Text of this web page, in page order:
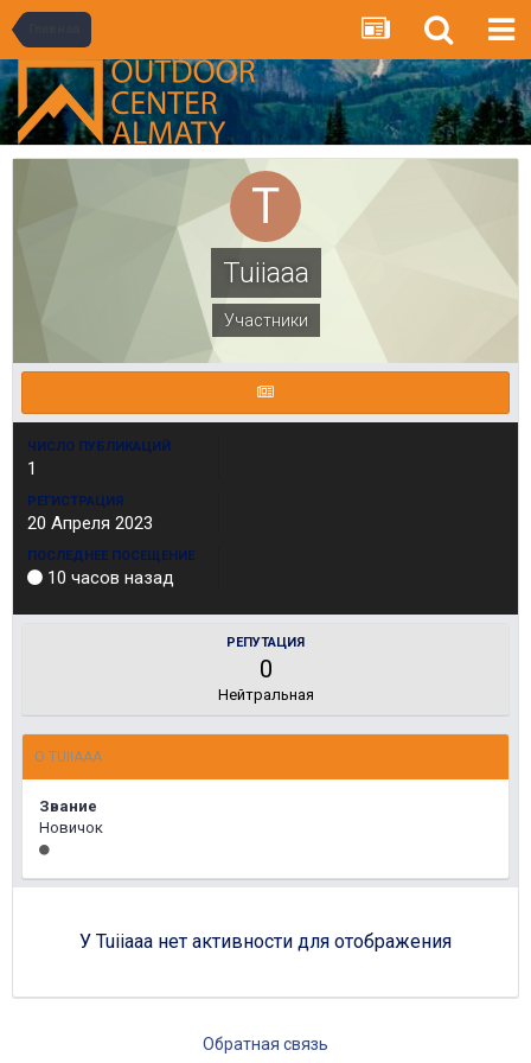
Tuiiaaa
Участники
ЧИСЛО ПУБЛИКАЦИЙ
1
РЕГИСТРАЦИЯ
20 Апреля 2023
ПОСЛЕДНЕЕ ПОСЕЩЕНИЕ
10 часов назад
РЕПУТАЦИЯ
0
Нейтральная
О TUIIAAA
Звание
Новичок
У Tuiiaaa нет активности для отображения
Обратная связь